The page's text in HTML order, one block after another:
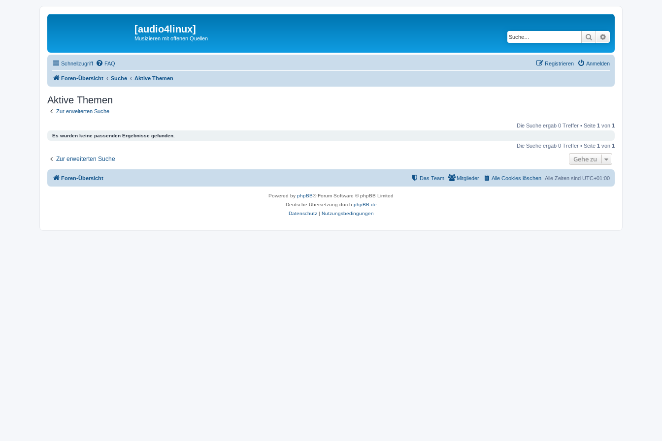
[audio4linux]
Musizieren mit offenen Quellen Suche
Schnellzugriff FAQ Anmelden
Registrieren
Foren-Übersicht Suche Aktive Themen
Aktive Themen
Zur erweiterten Suche
Die Suche ergab 0 Treffer • Seite 1 von 1
Es wurden keine passenden Ergebnisse gefunden.
Die Suche ergab 0 Treffer • Seite 1 von 1
Zur erweiterten Suche Gehe zu
Foren-Übersicht Alle Zeiten sind UTC+01:00
Alle Cookies löschen
Mitglieder
Das Team
Powered by phpBB® Forum Software © phpBB Limited
Deutsche Übersetzung durch phpBB.de
Datenschutz| Nutzungsbedingungen